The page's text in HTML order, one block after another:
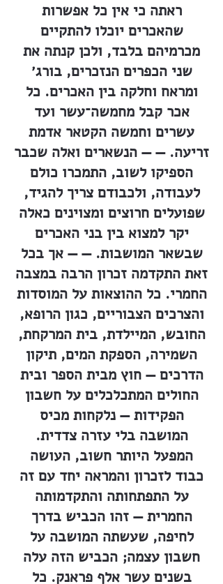
ראתה כי אין כל אפשרות
שהאכרים יוכלו להתקיים
מכרמיהם בלבד, ולכן קנתה את
שני הכפרים הנזכרים, בורג׳
ומראח וחלקה בין האכרים. כל
אכר קבל מחמשה־עשר ועד
עשרים וחמשה הקטאר אדמת
זריעה. — — הנשארים ואלה שכבר
הספיקו לשוב, התמכרו כולם
לעבודה, ולכבודם צריך להגיד,
שפועלים חרוצים ומצוינים כאלה
יקר למצוא בין בני האכרים
שבשאר המושבות. — — אך בכל
זאת התקדמה זכרון הרבה במצבה
החמרי. כל ההוצאות על המוסדות
והצרכים הצבוריים, כגון הרופא,
החובש, המיילדת, בית המרקחת,
השמירה, הספקת המים, תיקון
הדרכים — חוץ מבית הספר ובית
החולים המתכלכלים על חשבון
הפקידות — נלקחות מכיס
המושבה בלי עזרה צדדית.
המפעל היותר חשוב, העושה
כבוד לזכרון והמראה יחד עם זה
על התפתחותה והתקדמותה
החמרית — זהו הכביש בדרך
לחיפה, שעשתה המושבה על
חשבון עצמה; הכביש הזה עלה
בשנים עשר אלף פראנק. כל